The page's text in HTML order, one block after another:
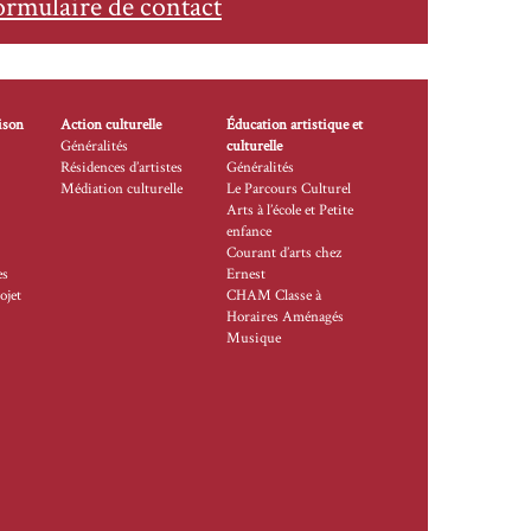
Action culturelle
Généralités
Résidences d’artistes
Médiation culturelle
Éducation artistique et
culturelle
Généralités
Le Parcours Culturel
Arts à l’école et Petite
enfance
Courant d’arts chez
Ernest
CHAM Classe à
Horaires Aménagés
Musique